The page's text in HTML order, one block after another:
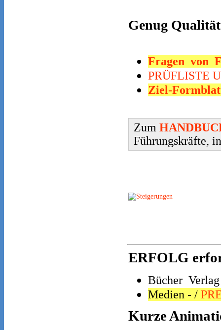
Genug Qualität
Fragen von
PRÜFLISTE
Ziel-
Zum
Führungskräfte,
ERFOLG
Bücher
Medien - /
Kurze